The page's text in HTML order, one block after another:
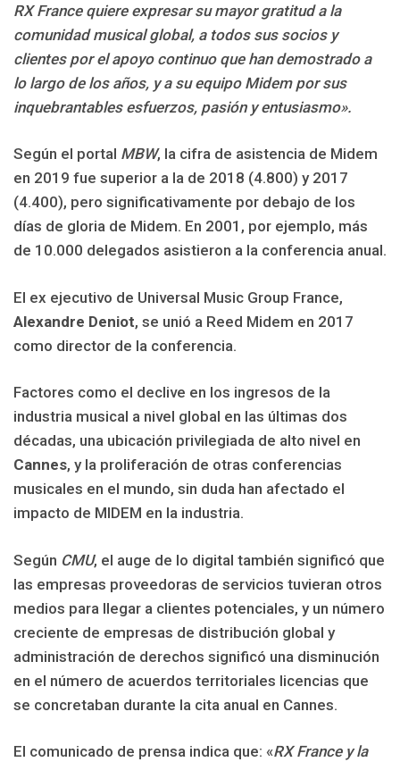
RX France quiere expresar su mayor gratitud a la
comunidad musical global, a todos sus socios y
clientes por el apoyo continuo que han demostrado a
lo largo de los años, y a su equipo Midem por sus
inquebrantables esfuerzos, pasión y entusiasmo».
Según el portal MBW, la cifra de asistencia de Midem
en 2019 fue superior a la de 2018 (4.800) y 2017
(4.400), pero significativamente por debajo de los
días de gloria de Midem. En 2001, por ejemplo, más
de 10.000 delegados asistieron a la conferencia anual.
El ex ejecutivo de Universal Music Group France,
Alexandre Deniot, se unió a Reed Midem en 2017
como director de la conferencia.
Factores como el declive en los ingresos de la
industria musical a nivel global en las últimas dos
décadas, una ubicación privilegiada de alto nivel en
Cannes, y la proliferación de otras conferencias
musicales en el mundo, sin duda han afectado el
impacto de MIDEM en la industria.
Según CMU, el auge de lo digital también significó que
las empresas proveedoras de servicios tuvieran otros
medios para llegar a clientes potenciales, y un número
creciente de empresas de distribución global y
administración de derechos significó una disminución
en el número de acuerdos territoriales licencias que
se concretaban durante la cita anual en Cannes.
El comunicado de prensa indica que: «RX France y la